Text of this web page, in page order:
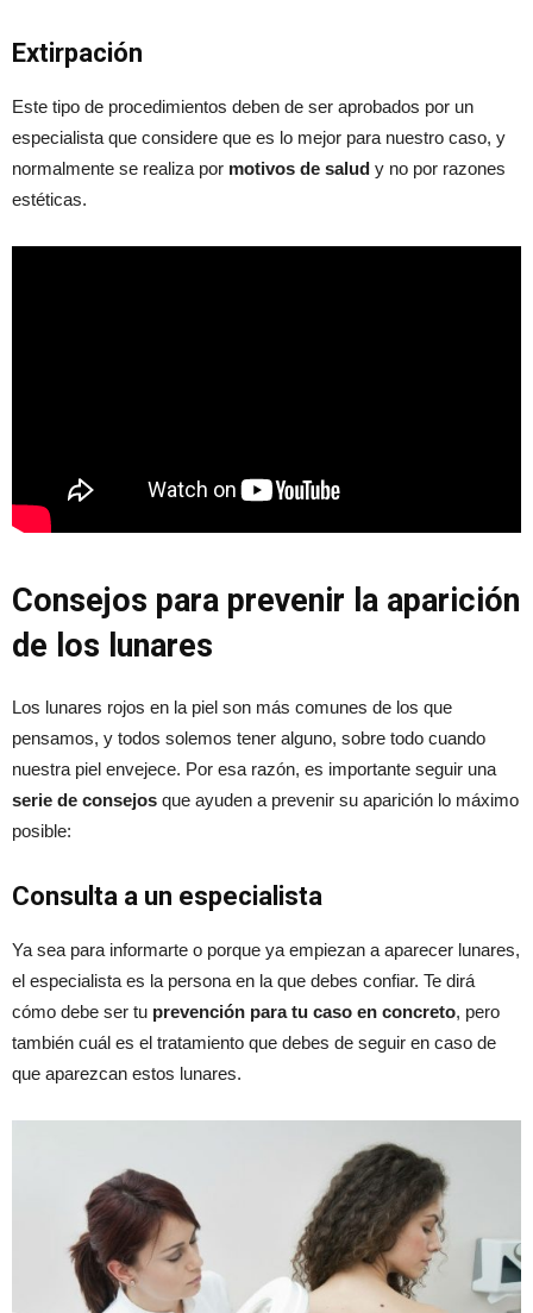
Extirpación
Este tipo de procedimientos deben de ser aprobados por un
especialista que considere que es lo mejor para nuestro caso, y
normalmente se realiza por motivos de salud y no por razones
estéticas.
Consejos para prevenir la aparición
de los lunares
Los lunares rojos en la piel son más comunes de los que
pensamos, y todos solemos tener alguno, sobre todo cuando
nuestra piel envejece. Por esa razón, es importante seguir una
serie de consejos que ayuden a prevenir su aparición lo máximo
posible:
Consulta a un especialista
Ya sea para informarte o porque ya empiezan a aparecer lunares,
el especialista es la persona en la que debes confiar. Te dirá
cómo debe ser tu prevención para tu caso en concreto, pero
también cuál es el tratamiento que debes de seguir en caso de
que aparezcan estos lunares.